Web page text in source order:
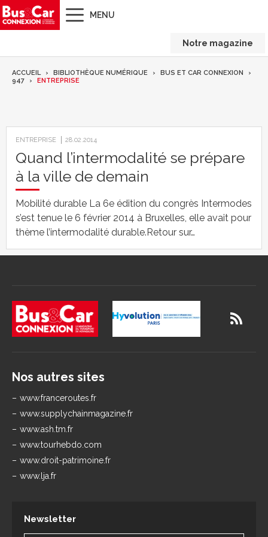
MENU
Notre magazine
ACCUEIL BIBLIOTHÈQUE NUMÉRIQUE
BUS ET CAR CONNEXION
947
ENTREPRISE
ENTREPRISE 28.02.2014
Quand l’intermodalité se prépare
à la ville de demain
Mobilité durable La 6e édition du congrès Intermodes
s’est tenue le 6 février 2014 à Bruxelles, elle avait pour
thème l’intermodalité durable.Retour sur…
Nos autres sites
www.franceroutes.fr
www.supplychainmagazine.fr
www.ash.tm.fr
www.tourhebdo.com
www.droit-patrimoine.fr
www.lja.fr
Newsletter